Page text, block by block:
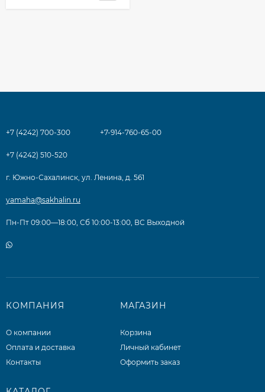
+7 (4242) 700-300 +7-914-760-65-00
+7 (4242) 510-520
г. Южно-Сахалинск, ул. Ленина, д. 561
yamaha@sakhalin.ru
Пн-Пт 09:00—18:00, Сб 10:00-13:00, ВС Выходной
КОМПАНИЯ
О компании
Оплата и доставка
Контакты
МАГАЗИН
Корзина
Личный кабинет
Оформить заказ